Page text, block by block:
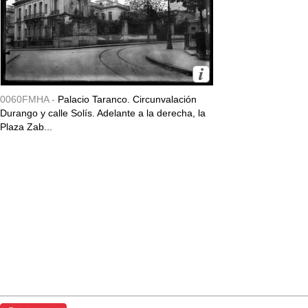
0060FMHA - Palacio Taranco. Circunvalación
Durango y calle Solís. Adelante a la derecha, la
Plaza Zab...